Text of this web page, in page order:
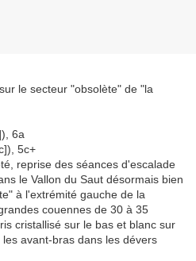
le secteur "obsolète" de "la
6a
5c+
reprise des séances d'escalade
le Vallon du Saut désormais bien
à l'extrémité gauche de la
couennes de 30 à 35
cristallisé sur le bas et blanc sur
avant-bras dans les dévers